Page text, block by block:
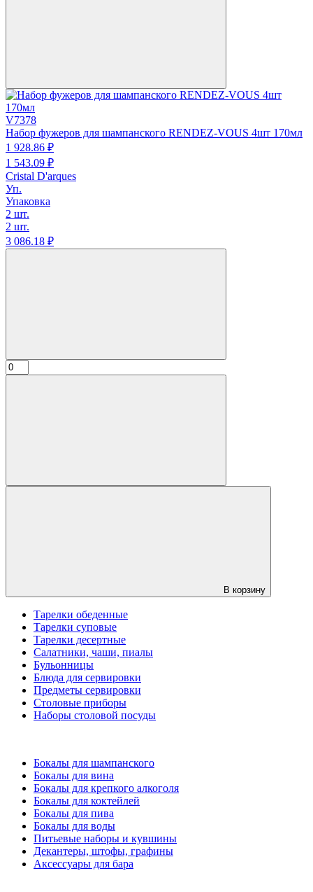
V7378
Набор фужеров для шампанского RENDEZ-VOUS 4шт 170мл
1 928.86 ₽
1 543.09 ₽
Cristal D'arques
Уп.
Упаковка
2 шт.
2 шт.
3 086.18 ₽
В корзину
Тарелки обеденные
Тарелки суповые
Тарелки десертные
Салатники, чаши, пиалы
Бульонницы
Блюда для сервировки
Предметы сервировки
Столовые приборы
Наборы столовой посуды
Бокалы для шампанского
Бокалы для вина
Бокалы для крепкого алкоголя
Бокалы для коктейлей
Бокалы для пива
Бокалы для воды
Питьевые наборы и кувшины
Декантеры, штофы, графины
Аксессуары для бара